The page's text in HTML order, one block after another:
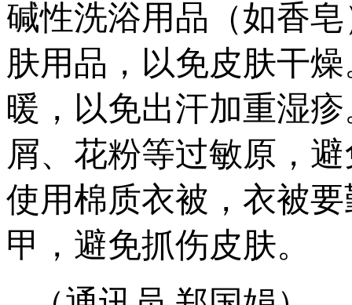
碱性洗浴用品（如香
肤用品，以免皮肤干
暖，以免出汗加重湿
屑、花粉等过敏原，
使用棉质衣被，衣被
甲，避免抓伤皮肤。